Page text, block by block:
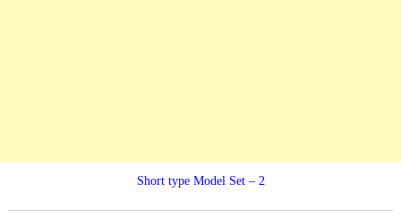
Short type Model Set – 2